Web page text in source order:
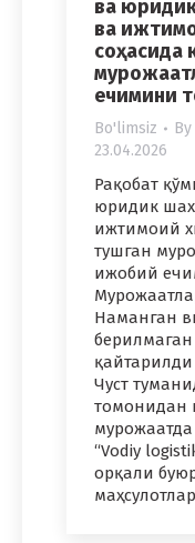
ва
ва
соҳасида
ечимини
Bo'limsiz By
23.04.2026
Рақобат
юридик
ижтимоий
тушган
ижобий
Наманган
берилмаган
Чуст
томонидан
“Vodiy
орқали